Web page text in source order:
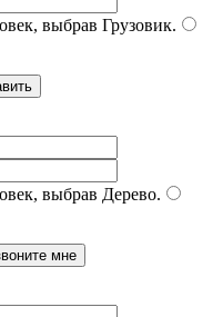
выбрав Грузовик.
выбрав Дерево.